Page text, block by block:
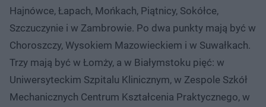
Hajnówce, Łapach, Mońkach, Piątnicy, Sokółce,
Szczuczynie i w Zambrowie. Po dwa punkty mają być w
Choroszczy, Wysokiem Mazowieckiem i w Suwałkach.
Trzy mają być w Łomży, a w Białymstoku pięć: w
Uniwersyteckim Szpitalu Klinicznym, w Zespole Szkół
Mechanicznych Centrum Kształcenia Praktycznego, w